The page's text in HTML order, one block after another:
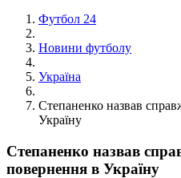
Футбол 24
Новини футболу
Україна
Степаненко назвав
Україну
Степаненко назвав
повернення в Україну